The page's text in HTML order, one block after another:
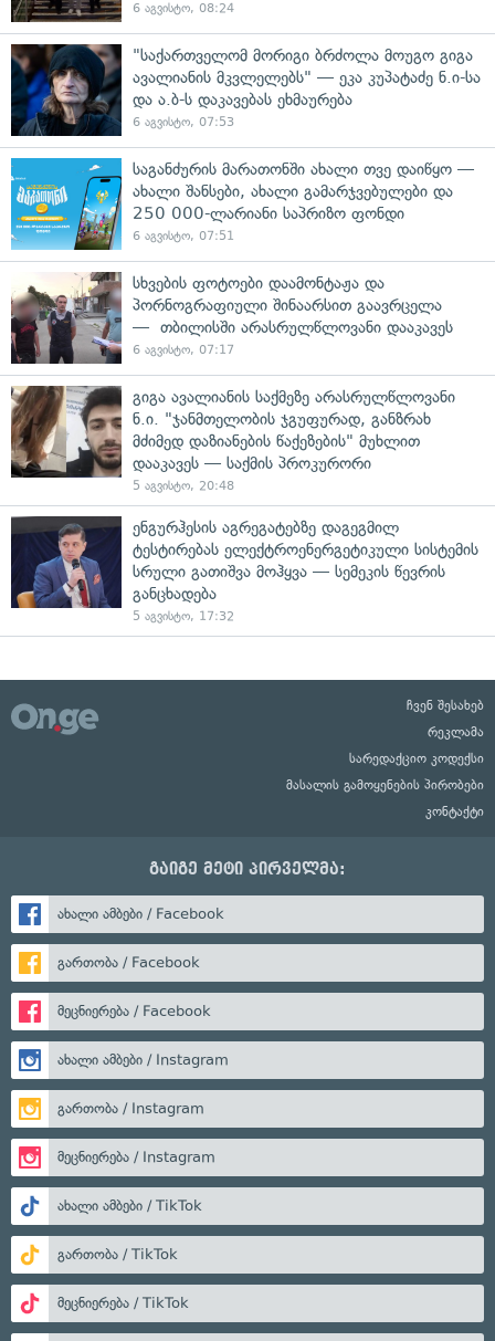
6 აგვისტო, 08:24
"საქართველომ მორიგი ბრძოლა მოუგო გიგა
ავალიანის მკვლელებს" — ეკა კუპატაძე ნ.ი-სა
და ა.ბ-ს დაკავებას ეხმაურება
6 აგვისტო, 07:53
საგანძურის მარათონში ახალი თვე დაიწყო —
ახალი შანსები, ახალი გამარჯვებულები და
250 000-ლარიანი საპრიზო ფონდი
6 აგვისტო, 07:51
სხვების ფოტოები დაამონტაჟა და
პორნოგრაფიული შინაარსით გაავრცელა
— თბილისში არასრულწლოვანი დააკავეს
6 აგვისტო, 07:17
გიგა ავალიანის საქმეზე არასრულწლოვანი
ნ.ი. "ჯანმთელობის ჯგუფურად, განზრახ
მძიმედ დაზიანების წაქეზების" მუხლით
დააკავეს — საქმის პროკურორი
5 აგვისტო, 20:48
ენგურჰესის აგრეგატებზე დაგეგმილ
ტესტირებას ელექტროენერგეტიკული სისტემის
სრული გათიშვა მოჰყვა — სემეკის წევრის
განცხადება
5 აგვისტო, 17:32
ჩვენ შესახებ
რეკლამა
სარედაქციო კოდექსი
მასალის გამოყენების პირობები
კონტაქტი
გაიგე მეტი პირველმა:
ახალი ამბები / Facebook
გართობა / Facebook
მეცნიერება / Facebook
ახალი ამბები / Instagram
გართობა / Instagram
მეცნიერება / Instagram
ახალი ამბები / TikTok
გართობა / TikTok
მეცნიერება / TikTok